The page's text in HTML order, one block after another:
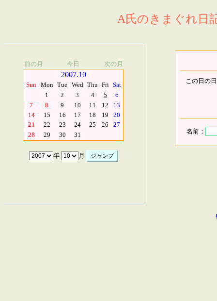
A氏のきまぐれ日
前の月 今日 次の月
2007.10
Sun Mon Tue Wed Thu Fri Sat
1
2 3 4 5
6
7
8 9 10 11 12
13
14
15 16 17 18 19
20
21
22 23 24 25 26
27
28
29 30 31
年 月
この日の
名前：